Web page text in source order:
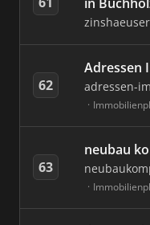
62
Adressen
adressen-
63
neubau